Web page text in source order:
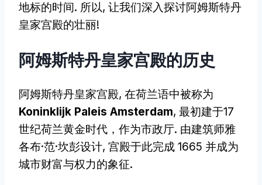
地标的时间. 所以, 让我们深入探讨阿姆斯特丹
皇家宫殿的壮丽!
阿姆斯特丹皇家宫殿的历史
阿姆斯特丹皇家宫殿, 在荷兰语中被称为
Koninklijk Paleis Amsterdam, 最初建于17
世纪荷兰黄金时代，作为市政厅. 由建筑师雅
各布·范·坎彭设计, 宫殿于此完成 1665 并成为
城市财富与权力的象征.